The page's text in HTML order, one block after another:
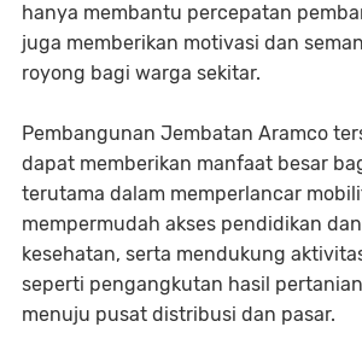
hanya membantu percepatan
juga memberikan motivasi dan
royong bagi warga sekitar.
Pembangunan Jembatan Aramco
dapat memberikan manfaat besar
terutama dalam memperlancar
mempermudah akses pendidikan
kesehatan, serta mendukung
seperti pengangkutan hasil
menuju pusat distribusi dan pasar.